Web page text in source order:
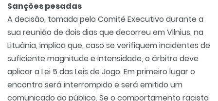
Sanções pesadas
A decisão, tomada pelo Comité Executivo durante a
sua reunião de dois dias que decorreu em Vilnius, na
Lituânia, implica que, caso se verifiquem incidentes de
suficiente magnitude e intensidade, o árbitro deve
aplicar a Lei 5 das Leis de Jogo. Em primeiro lugar o
encontro será interrompido e será emitido um
comunicado ao público. Se o comportamento racista